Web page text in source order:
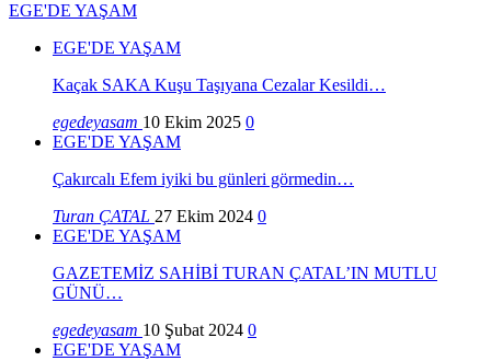
EGE'DE YAŞAM
EGE'DE YAŞAM
Kaçak SAKA Kuşu Taşıyana Cezalar Kesildi…
egedeyasam 10 Ekim 2025 0
EGE'DE YAŞAM
Çakırcalı Efem iyiki bu günleri görmedin…
Turan ÇATAL 27 Ekim 2024 0
EGE'DE YAŞAM
GAZETEMİZ SAHİBİ TURAN ÇATAL’IN MUTLU
GÜNÜ…
egedeyasam 10 Şubat 2024 0
EGE'DE YAŞAM